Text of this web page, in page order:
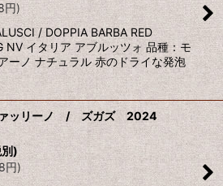
円)
/ DOPPIA BARBA RED
NV イタリア アブルッツォ 品種：モ
ーノ ナチュラル 赤のドライな発泡
ァッリーノ / ズガズ 2024
)
円)